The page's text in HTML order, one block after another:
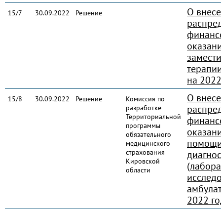
15/7 30.09.2022 Решение
О
на
15/8 30.09.2022 Решение
Комиссия по
разработке
Территориальной
программы
обязательного
медицинского
страхования
Кировской
области
О
2022